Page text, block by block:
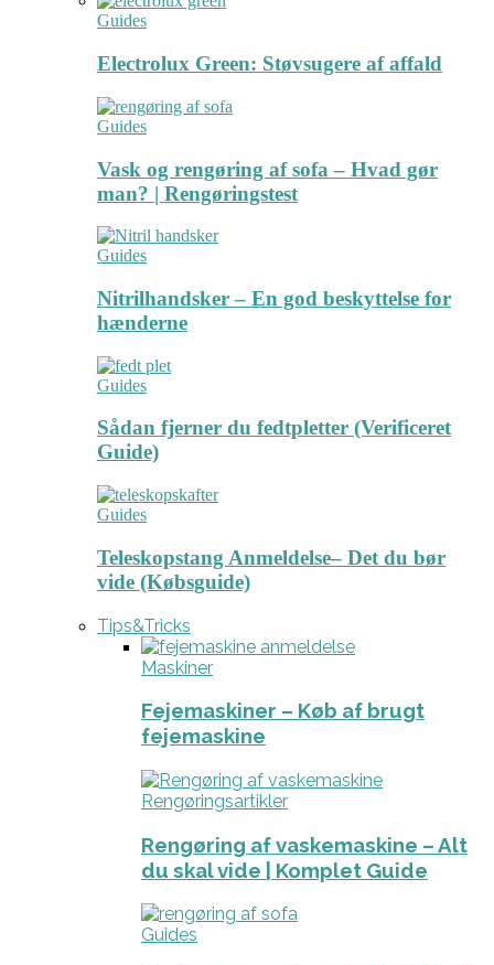
Guides
Electrolux Green: Støvsugere af affald
Guides
Vask og rengøring af sofa – Hvad gør
man? | Rengøringstest
Guides
Nitrilhandsker – En god beskyttelse for
hænderne
Guides
Sådan fjerner du fedtpletter (Verificeret
Guide)
Guides
Teleskopstang Anmeldelse– Det du bør
vide (Købsguide)
Tips&Tricks
Maskiner
Fejemaskiner – Køb af brugt
fejemaskine
Rengøringsartikler
Rengøring af vaskemaskine – Alt
du skal vide | Komplet Guide
Guides